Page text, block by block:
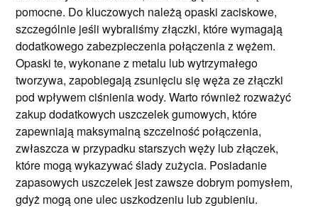
pomocne. Do kluczowych należą opaski zaciskowe,
szczególnie jeśli wybraliśmy złączki, które wymagają
dodatkowego zabezpieczenia połączenia z wężem.
Opaski te, wykonane z metalu lub wytrzymałego
tworzywa, zapobiegają zsunięciu się węża ze złączki
pod wpływem ciśnienia wody. Warto również rozważyć
zakup dodatkowych uszczelek gumowych, które
zapewniają maksymalną szczelność połączenia,
zwłaszcza w przypadku starszych węży lub złączek,
które mogą wykazywać ślady zużycia. Posiadanie
zapasowych uszczelek jest zawsze dobrym pomysłem,
gdyż mogą one ulec uszkodzeniu lub zgubieniu.